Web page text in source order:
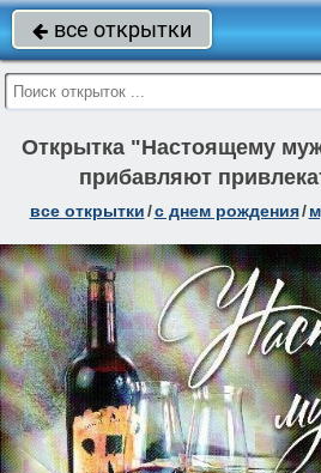
 все открытки
Открытка "Настоящему
прибавляют
все открытки/c днем рождения/